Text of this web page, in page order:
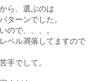
ら、選ぶのは
ターンでした。
ので、、、。
ベル凋落してますので
手でして。